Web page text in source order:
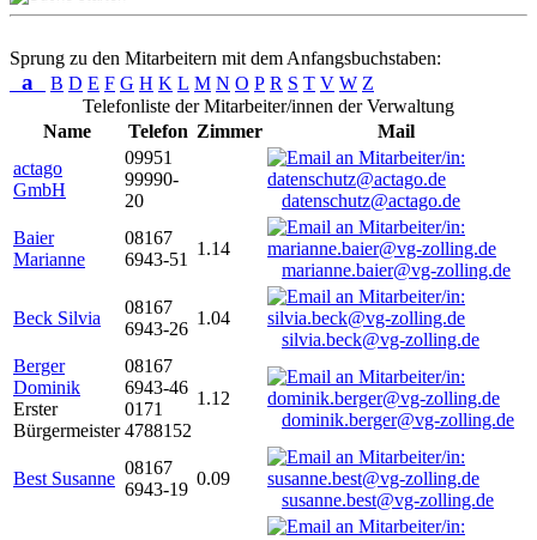
Sprung zu den Mitarbeitern mit dem Anfangsbuchstaben:
a B D E F G H K L M N O P R S T V W Z
Telefonliste der Mitarbeiter/innen der Verwaltung
Name
Telefon Zimmer
Mail
actago
GmbH
09951
99990-
20
datenschutz@actago.de
Baier
Marianne
08167
6943-51
1.14
marianne.baier@vg-zolling.de
Beck Silvia
08167
6943-26
1.04
silvia.beck@vg-zolling.de
Berger
Dominik
Erster
Bürgermeister
08167
6943-46
0171
4788152
1.12
dominik.berger@vg-zolling.de
Best Susanne
08167
6943-19
0.09
susanne.best@vg-zolling.de